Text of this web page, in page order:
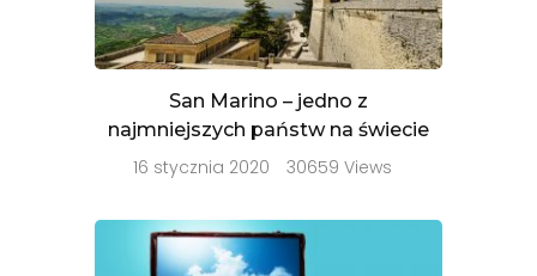
San Marino – jedno z
najmniejszych państw na świecie
16 stycznia 2020 30659 Views